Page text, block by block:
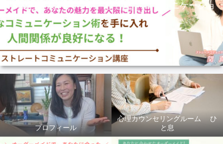
心理カウンセリング ひと息 コミュニケーショ
ン
プロフィール
心理カウンセリングルーム ひ
と息